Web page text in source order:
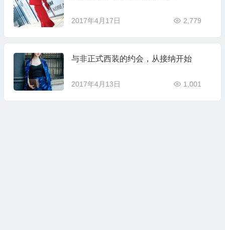
2017年4月17日 2,779
与非正式西装的约会，从接纳开始
2017年4月13日 1,001